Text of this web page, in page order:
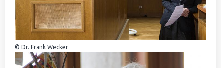
© Dr. Frank Wecker